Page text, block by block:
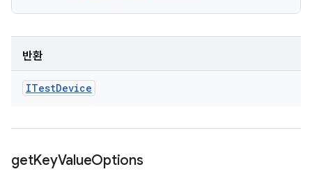
반환
ITestDevice
getKeyValueOptions